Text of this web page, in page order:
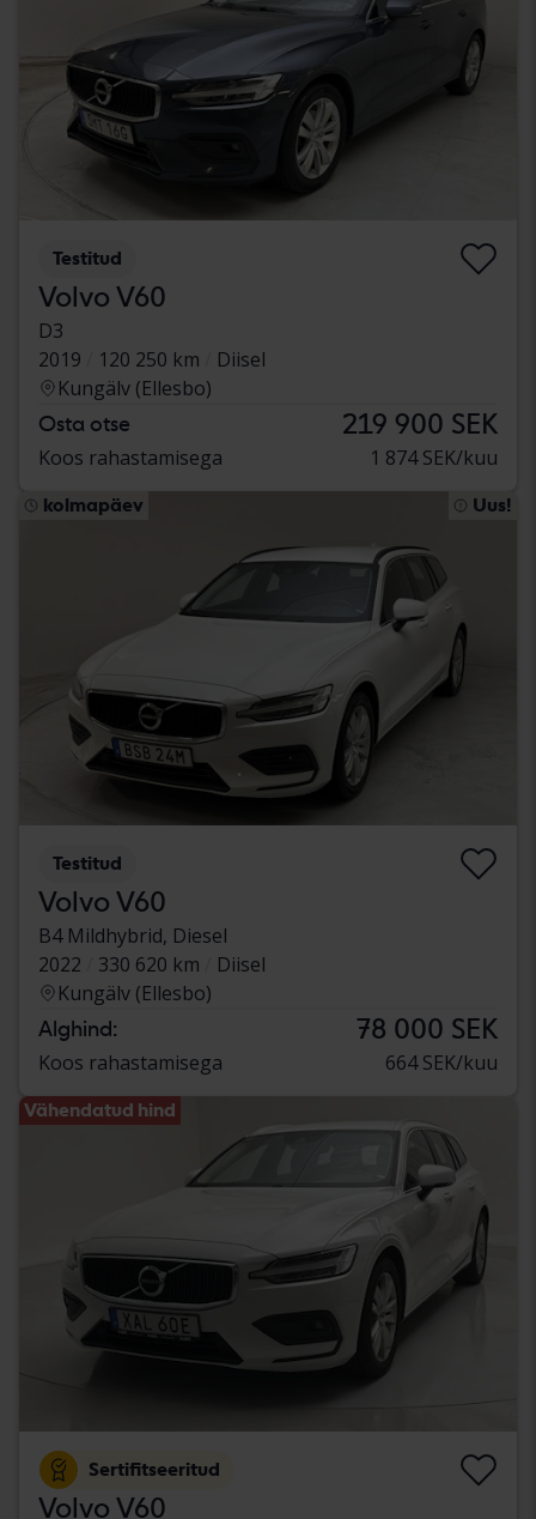
Testitud
Volvo V60
D3
2019
120 250 km
Diisel
Kungälv (Ellesbo)
Osta otse 219 900 SEK
Koos rahastamisega 1 874 SEK/kuu
kolmapäev Uus!
Testitud
Volvo V60
B4 Mildhybrid, Diesel
2022
330 620 km
Diisel
Kungälv (Ellesbo)
Alghind: 78 000 SEK
Koos rahastamisega 664 SEK/kuu
Vähendatud hind
Sertifitseeritud
Volvo V60